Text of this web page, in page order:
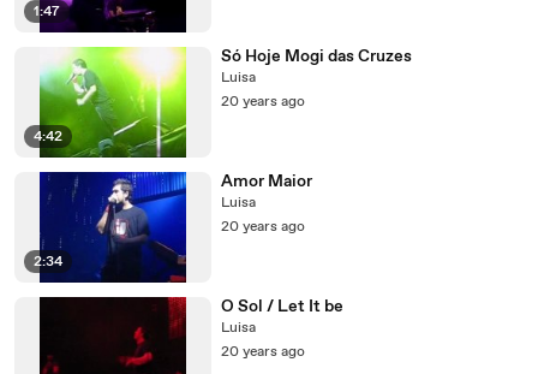
1:47
4:42
Só Hoje Mogi das Cruzes
Luisa
20 years ago
2:34
Amor Maior
Luisa
20 years ago
O Sol / Let It be
Luisa
20 years ago